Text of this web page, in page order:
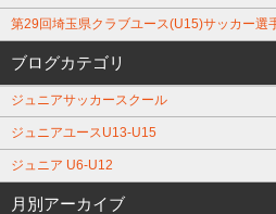
第29回埼玉県クラブユース(U15)サッカー選
ブログカテゴリ
ジュニアサッカースクール
ジュニアユースU13-U15
ジュニア U6-U12
月別アーカイブ